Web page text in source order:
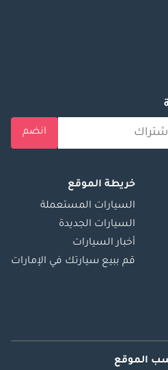
انضم
خريطة الموقع
السيارات المستعملة
السيارات الجديدة
أخبار السيارات
قم ببيع سيارتك في الإمارات
الموقع